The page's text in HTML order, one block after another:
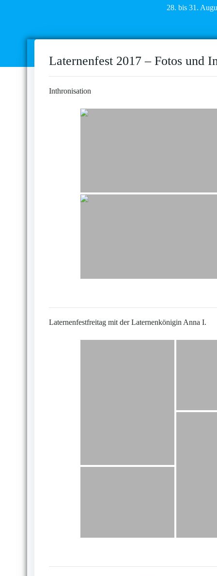
28. bis 31.
Laternenfest 2017 – Fotos und
Inthronisation
Laternenfestfreitag mit der Laternenkönigin Anna I.